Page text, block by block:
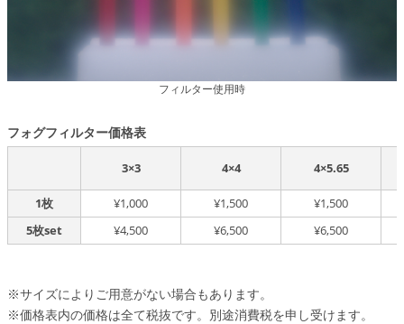
フィルター使用時
フォグフィルター価格表
3×3 4×4 4×5.65
1枚 ¥1,000 ¥1,500
¥1,500
5枚set
¥4,500 ¥6,500 ¥6,500
※サイズによりご用意がない場合もあります。
※価格表内の価格は全て税抜です。別途消費税を申し受けます。